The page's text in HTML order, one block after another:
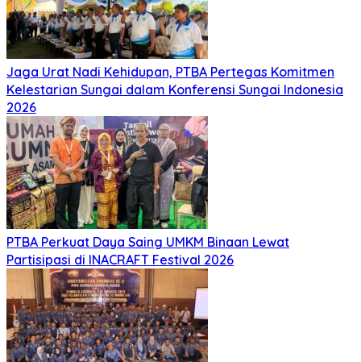
Jaga Urat Nadi Kehidupan, PTBA Pertegas Komitmen
Kelestarian Sungai dalam Konferensi Sungai Indonesia
2026
PTBA Perkuat Daya Saing UMKM Binaan Lewat
Partisipasi di INACRAFT Festival 2026